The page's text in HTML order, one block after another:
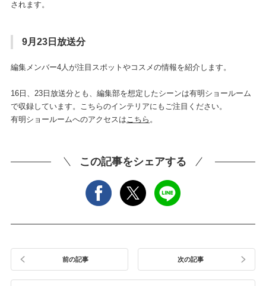
されます。
9月23日放送分
編集メンバー4人が注目スポットやコスメの情報を紹介します。
16日、23日放送分とも、編集部を想定したシーンは有明ショールーム
で収録しています。こちらのインテリアにもご注目ください。
有明ショールームへのアクセスは こちら 。
この記事をシェアする
前の記事 次の記事